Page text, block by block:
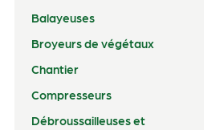
Balayeuses
Broyeurs de végétaux
Chantier
Compresseurs
Débroussailleuses et